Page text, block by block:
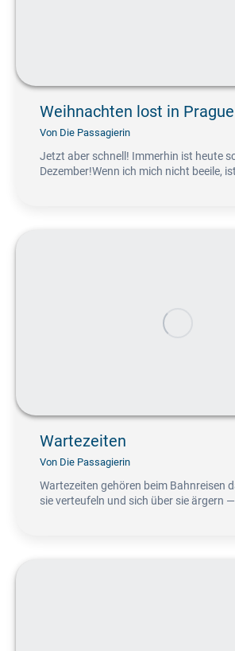
Weihnachten lost in Prague
Von Die Passagierin
Jetzt aber schnell! Immerhin ist heute
Dezember!Wenn ich mich nicht beeile,
Wartezeiten
Von Die Passagierin
Wartezeiten gehören beim Bahnreisen
sie verteufeln und sich über sie ärgern